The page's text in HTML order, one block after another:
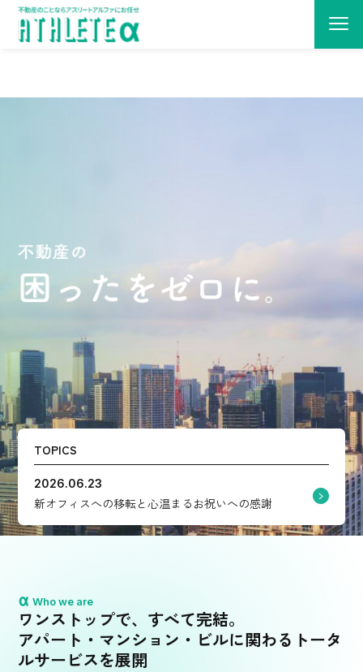
TOPICS
2026.06.23
新オフィスへの移転と心温まるお祝いへの感謝
Who we are
ワンストップで、すべて完結。
アパート・マンション・ビルに関わる トータ
ルサービスを展開